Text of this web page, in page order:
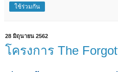
ใช้ร่วมกัน
28 มิถุนายน 2562
โครงการ The